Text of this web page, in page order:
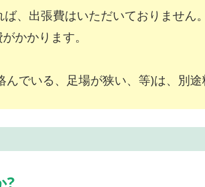
、出張費はいただいておりません。
かかります。
でいる、足場が狭い、等)は、別途